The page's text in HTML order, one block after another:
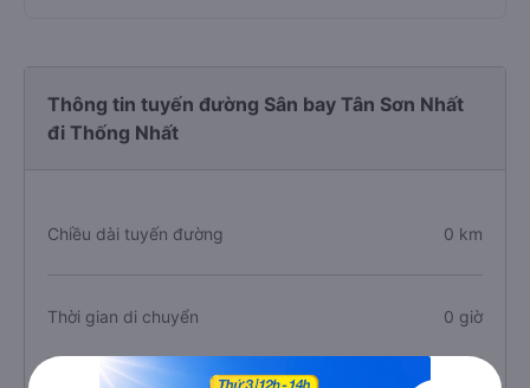
Thông tin tuyến đường Sân bay Tân Sơn Nhất
đi Thống Nhất
Chiều dài tuyến đường 0 km
Thời gian di chuyển 0 giờ